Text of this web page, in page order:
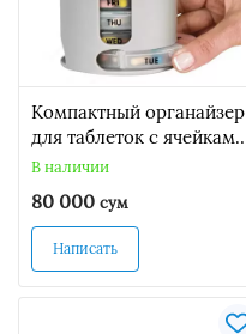
Компактный органайзер
для таблеток с ячейками
7 дней Pill Pro (серый)
В наличии
80 000 сум
Написать